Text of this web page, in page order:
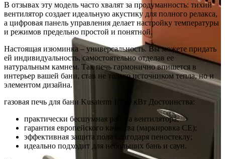
В отзывах эту модель часто хвалят за продуманность: тихий
вентилятор создает идеальную акустику для полного релакса,
а цифровая панель управления делает настройку температуры
и режимов предельно простой и понятной.
Настоящая изюминка – универсальность. Вы можете придать
ей индивидуальность, самостоятельно отделав ее
натуральным камнем. Так печь гармонично впишется в
интерьер вашей бани, став не только источником тепла, но и
элементом дизайна.
газовая печь для бани Kusaterm 10/20 кВт Достоинства:
практически бесшумная работа вентилятора;
гарантия европейского качества (маркировка СЕ);
эффективная защита пола благодаря пеностеклу;
идеально подходит для небольших бань и саун.